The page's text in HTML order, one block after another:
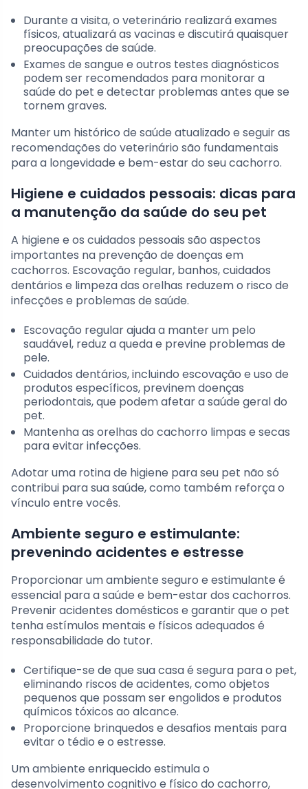
Durante a visita, o veterinário realizará exames
físicos, atualizará as vacinas e discutirá quaisquer
preocupações de saúde.
Exames de sangue e outros testes diagnósticos
podem ser recomendados para monitorar a
saúde do pet e detectar problemas antes que se
tornem graves.
Manter um histórico de saúde atualizado e seguir as
recomendações do veterinário são fundamentais
para a longevidade e bem-estar do seu cachorro.
Higiene e cuidados pessoais: dicas para
a manutenção da saúde do seu pet
A higiene e os cuidados pessoais são aspectos
importantes na prevenção de doenças em
cachorros. Escovação regular, banhos, cuidados
dentários e limpeza das orelhas reduzem o risco de
infecções e problemas de saúde.
Escovação regular ajuda a manter um pelo
saudável, reduz a queda e previne problemas de
pele.
Cuidados dentários, incluindo escovação e uso de
produtos específicos, previnem doenças
periodontais, que podem afetar a saúde geral do
pet.
Mantenha as orelhas do cachorro limpas e secas
para evitar infecções.
Adotar uma rotina de higiene para seu pet não só
contribui para sua saúde, como também reforça o
vínculo entre vocês.
Ambiente seguro e estimulante:
prevenindo acidentes e estresse
Proporcionar um ambiente seguro e estimulante é
essencial para a saúde e bem-estar dos cachorros.
Prevenir acidentes domésticos e garantir que o pet
tenha estímulos mentais e físicos adequados é
responsabilidade do tutor.
Certifique-se de que sua casa é segura para o pet,
eliminando riscos de acidentes, como objetos
pequenos que possam ser engolidos e produtos
químicos tóxicos ao alcance.
Proporcione brinquedos e desafios mentais para
evitar o tédio e o estresse.
Um ambiente enriquecido estimula o
desenvolvimento cognitivo e físico do cachorro,